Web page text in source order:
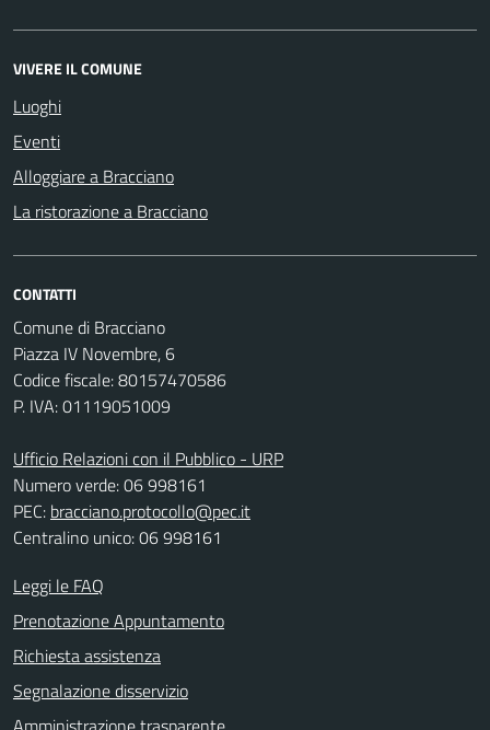
VIVERE IL COMUNE
Luoghi
Eventi
Alloggiare a Bracciano
La ristorazione a Bracciano
CONTATTI
Comune di Bracciano
Piazza IV Novembre, 6
Codice fiscale: 80157470586
P. IVA: 01119051009
Ufficio Relazioni con il Pubblico - URP
Numero verde: 06 998161
PEC: bracciano.protocollo@pec.it
Centralino unico: 06 998161
Leggi le FAQ
Prenotazione Appuntamento
Richiesta assistenza
Segnalazione disservizio